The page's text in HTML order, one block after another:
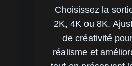
Choisissez la
2K, 4K ou 8K.
de créativité
réalisme et